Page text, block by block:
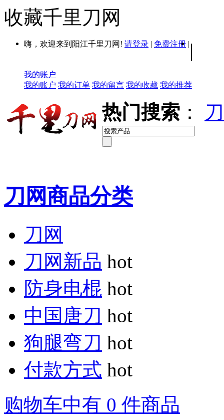
收藏千里刀网
嗨，欢迎来到阳江千里刀网! 请登录 | 免费注册 | |
我的账户
我的账户 我的订单 我的留言 我的收藏 我的推荐
热门搜索 ：
刀网商品分类
刀网
刀网新品 hot
防身电棍 hot
中国唐刀 hot
狗腿弯刀 hot
付款方式 hot
购物车中有 0 件商品